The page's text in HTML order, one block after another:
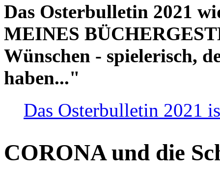
Das Osterbulletin 2021
MEINES
Wünschen - spielerisch,
haben..."
Das Osterbulletin 2021
CORONA und die